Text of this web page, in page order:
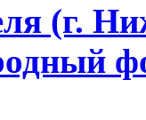
(г.